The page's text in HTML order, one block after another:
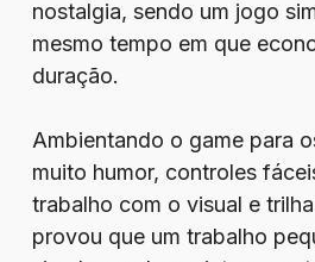
nostalgia, sendo um jogo
mesmo tempo em que
duração.
Ambientando o game para
muito humor, controles
trabalho com o visual e
provou que um trabalho